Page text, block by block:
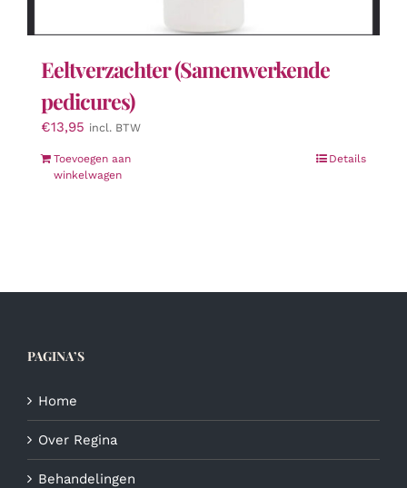
Eeltverzachter (Samenwerkende
pedicures)
€13,95 incl. BTW
Toevoegen aan
winkelwagen
Details
PAGINA’S
Home
Over Regina
Behandelingen